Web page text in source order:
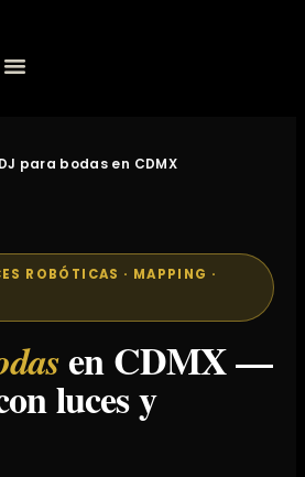
DJ para bodas en CDMX
ROBÓTICAS · MAPPING ·
en CDMX —
luces y